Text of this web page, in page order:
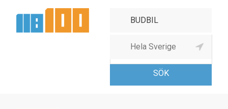
Budbils-, kurir- & andra